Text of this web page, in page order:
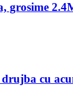
grosime
cu